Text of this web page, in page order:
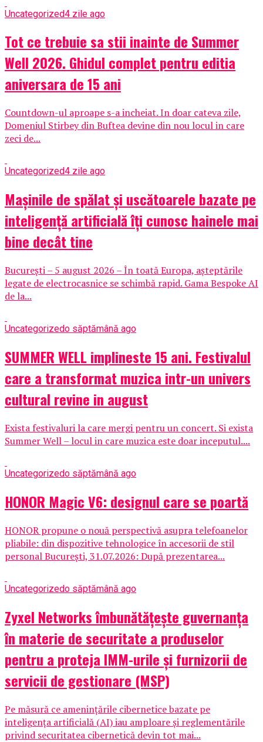
Uncategorized4 zile ago
Tot ce trebuie sa stii inainte de Summer
Well 2026. Ghidul complet pentru editia
aniversara de 15 ani
Countdown-ul aproape s-a incheiat. In doar cateva zile,
Domeniul Stirbey din Buftea devine din nou locul in care
zeci de...
Uncategorized4 zile ago
Mașinile de spălat și uscătoarele bazate pe
inteligență artificială îți cunosc hainele mai
bine decât tine
București – 5 august 2026 – În toată Europa, așteptările
legate de electrocasnice se schimbă rapid. Gama Bespoke AI
de la...
Uncategorizedo săptămână ago
SUMMER WELL implineste 15 ani. Festivalul
care a transformat muzica intr-un univers
cultural revine in august
Exista festivaluri la care mergi pentru un concert. Si exista
Summer Well – locul in care muzica este doar inceputul....
Uncategorizedo săptămână ago
HONOR Magic V6: designul care se poartă
HONOR propune o nouă perspectivă asupra telefoanelor
pliabile: din dispozitive tehnologice în accesorii de stil
personal București, 31.07.2026: După prezentarea...
Uncategorizedo săptămână ago
Zyxel Networks îmbunătățește guvernanța
în materie de securitate a produselor
pentru a proteja IMM-urile și furnizorii de
servicii de gestionare (MSP)
Pe măsură ce amenințările cibernetice bazate pe
inteligența artificială (AI) iau amploare și reglementările
privind securitatea cibernetică devin tot mai...